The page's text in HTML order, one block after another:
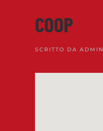
COOP
SCRITTO DA ADMIN